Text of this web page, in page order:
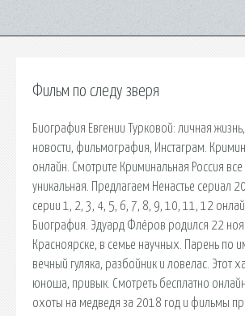
Фильм по следу зверя
Биография Евгении Турковой: личная
новости, фильмография, Инстаграм.
онлайн. Смотрите Криминальная Россия все
уникальная. Предлагаем Ненастье сериал
серии 1, 2, 3, 4, 5, 6, 7, 8, 9, 10, 11, 12
Биография. Эдуард Флёров родился 22
Красноярске, в семье научных. Парень по
вечный гуляка, разбойник и ловелас. Этот
юноша, привык. Смотреть бесплатно
охоты на медведя за 2018 год и фильмы